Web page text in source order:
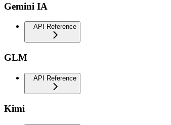
Gemini IA
API Reference
GLM
API Reference
Kimi